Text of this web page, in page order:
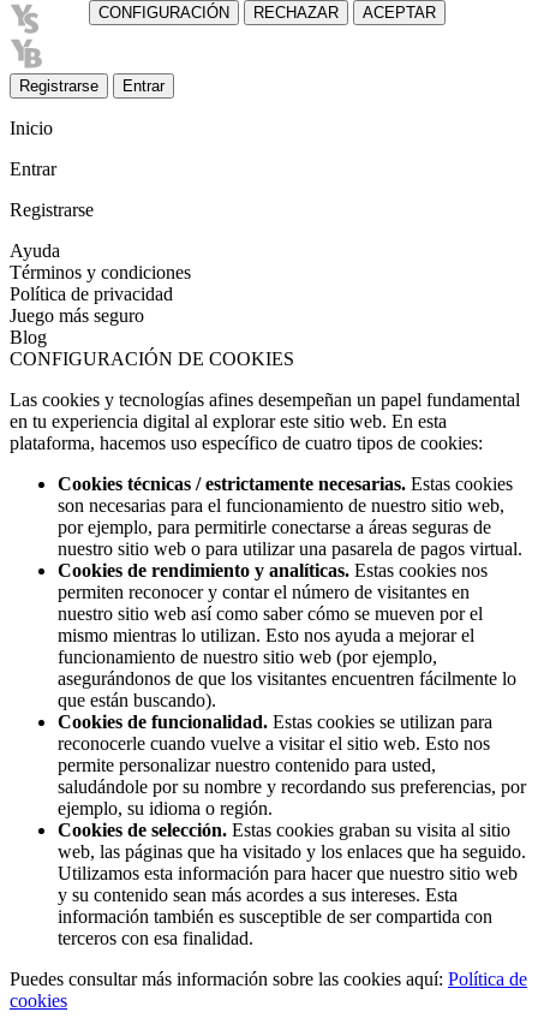
Registrarse Entrar
Inicio
Entrar
Registrarse
Ayuda
Términos y condiciones
Política de privacidad
Juego más seguro
Blog
CONFIGURACIÓN DE COOKIES
Las cookies y tecnologías afines desempeñan un papel fundamental
en tu experiencia digital al explorar este sitio web. En esta
plataforma, hacemos uso específico de cuatro tipos de cookies:
Cookies técnicas / estrictamente necesarias. Estas cookies
son necesarias para el funcionamiento de nuestro sitio web,
por ejemplo, para permitirle conectarse a áreas seguras de
nuestro sitio web o para utilizar una pasarela de pagos virtual.
Cookies de rendimiento y analíticas. Estas cookies nos
permiten reconocer y contar el número de visitantes en
nuestro sitio web así como saber cómo se mueven por el
mismo mientras lo utilizan. Esto nos ayuda a mejorar el
funcionamiento de nuestro sitio web (por ejemplo,
asegurándonos de que los visitantes encuentren fácilmente lo
que están buscando).
Cookies de funcionalidad. Estas cookies se utilizan para
reconocerle cuando vuelve a visitar el sitio web. Esto nos
permite personalizar nuestro contenido para usted,
saludándole por su nombre y recordando sus preferencias, por
ejemplo, su idioma o región.
Cookies de selección. Estas cookies graban su visita al sitio
web, las páginas que ha visitado y los enlaces que ha seguido.
Utilizamos esta información para hacer que nuestro sitio web
y su contenido sean más acordes a sus intereses. Esta
información también es susceptible de ser compartida con
terceros con esa finalidad.
Puedes consultar más información sobre las cookies aquí: Política de
cookies
CONFIGURACIÓN RECHAZAR ACEPTAR